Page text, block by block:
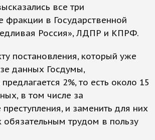
все три
фракции в Государственной
Россия», ЛДПР и КПРФ.
постановления, который уже
данных Госдумы,
2%, то есть около 15
в том числе за
и заменить для них
трудом в пользу